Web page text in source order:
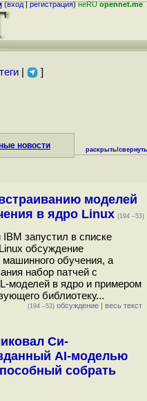
(вход|регистрация)неRUopennet.me
теги| ]
новости раскрыть/свернуть
моделей
в ядро Linux (194 –53)
запустил в списке
обсуждение
обучения, а
набор патчей с
моделей в ядро и примером
библиотеку...
(194 –53) обсуждение | весь текст
Си-
AI-моделью
собрать